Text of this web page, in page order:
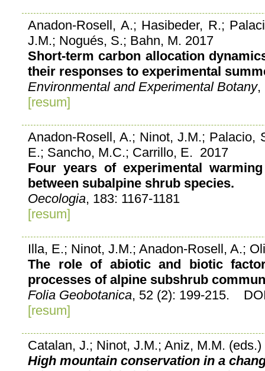
Anadon-Rosell, A.; Hasibeder, R.;
J.M.; Nogués, S.; Bahn, M. 2017
Short-term carbon allocation
their responses to experimental
Environmental and Experimental Botany,
[resum]
Anadon-Rosell, A.; Ninot, J.M.; Palacio,
E.; Sancho, M.C.; Carrillo, E. 2017
Four years of experimental
between subalpine shrub species.
Oecologia, 183: 1167-1181
[resum]
Illa, E.; Ninot, J.M.; Anadon-Rosell, A.;
The role of abiotic and biotic
processes of alpine subshrub
Folia Geobotanica, 52 (2): 199-215.
[resum]
Catalan, J.; Ninot, J.M.; Aniz, M.M. (eds.)
High mountain conservation in a